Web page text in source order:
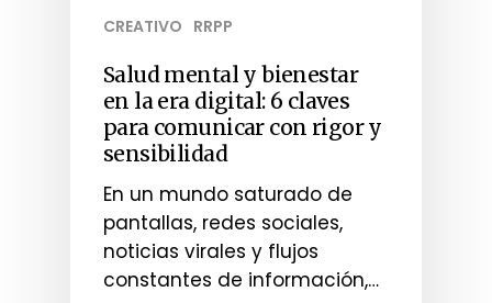
CREATIVO RRPP
Salud mental y bienestar
en la era digital: 6 claves
para comunicar con rigor y
sensibilidad
En un mundo saturado de
pantallas, redes sociales,
noticias virales y flujos
constantes de información,…